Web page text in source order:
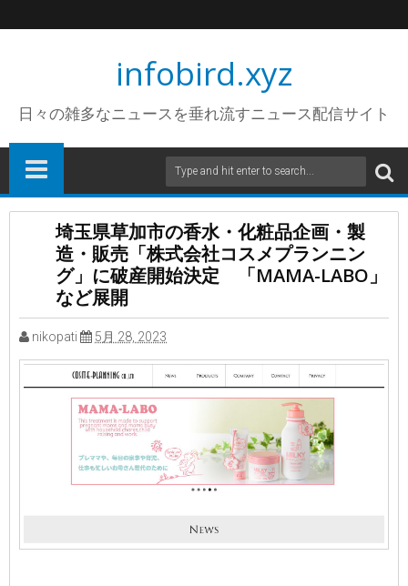
infobird.xyz
日々の雑多なニュースを垂れ流すニュース配信サイト
埼玉県草加市の香水・化粧品企画・製
造・販売「株式会社コスメプランニン
グ」に破産開始決定 「MAMA-LABO」
など展開
nikopati 5月 28, 2023